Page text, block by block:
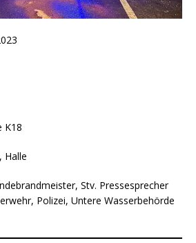
K18
Halle
Stv. Pressesprecher
Polizei, Untere Wasserbehörde